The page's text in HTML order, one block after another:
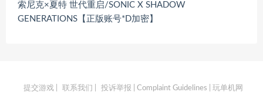
索尼克×夏特 世代重启/SONIC X SHADOW
GENERATIONS【正版账号*D加密】
提交游戏| 联系我们 投诉举报 | Complaint Guidelines | 玩单机网